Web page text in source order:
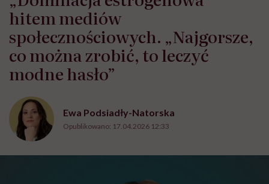
hitem mediów
społecznościowych. „Najgorsze,
co można zrobić, to leczyć
modne hasło”
Ewa Podsiadły-Natorska
Opublikowano: 17.04.2026 12:33